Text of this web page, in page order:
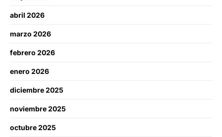
abril 2026
marzo 2026
febrero 2026
enero 2026
diciembre 2025
noviembre 2025
octubre 2025